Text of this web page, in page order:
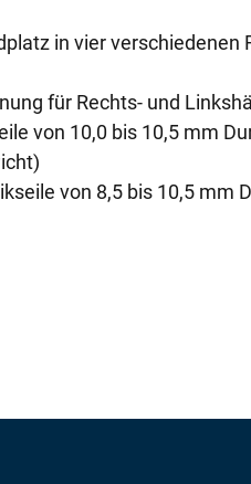
in vier verschiedenen
für Rechts- und
von 10,0 bis 10,5 mm
von 8,5 bis 10,5 mm